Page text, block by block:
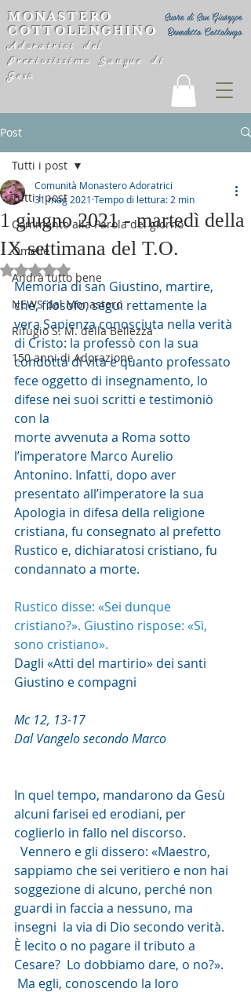
Suore di San Giuseppe
Benedetto Cottolengo
MONASTERO
COTTOLENGHINO
Adoratrici del
Preziosissimo Sangue di
Gesù
Post
Tutti i post
Commento alla Parola del giorno
Omelie
Andrà tutto bene
NEWS dal Monastero
Rifugio S. M. della Bellezza
150 anni di Adorazione
Tutti i post
1 giugno 2021 - martedì della
IX settimana del T.O.
Comunità Monastero Adoratrici
31 mag 2021 Tempo di lettura: 2 min
Valutazione NaN stelle su 5.
Memoria di san Giustino, martire,
che, filosofo, seguì rettamente la
vera Sapienza conosciuta nella verità
di Cristo: la professò con la sua
condotta di vita e quanto professato
fece oggetto di insegnamento, lo
difese nei suoi scritti e testimoniò
con la
morte avvenuta a Roma sotto
l’imperatore Marco Aurelio
Antonino. Infatti, dopo aver
presentato all’imperatore la sua
Apologia in difesa della religione
cristiana, fu consegnato al prefetto
Rustico e, dichiaratosi cristiano, fu
condannato a morte.
Rustico disse: «Sei dunque
cristiano?». Giustino rispose: «Sì,
sono cristiano».
Dagli «Atti del martirio» dei santi
Giustino e compagni
Mc 12, 13-17
Dal Vangelo secondo Marco
In quel tempo, mandarono da Gesù
alcuni farisei ed erodiani, per
coglierlo in fallo nel discorso.
sappiamo che sei veritiero e non hai
soggezione di alcuno, perché non
guardi in faccia a nessuno, ma
insegni  la via di Dio secondo verità.
È lecito o no pagare il tributo a
Cesare?  Lo dobbiamo dare, o no?».